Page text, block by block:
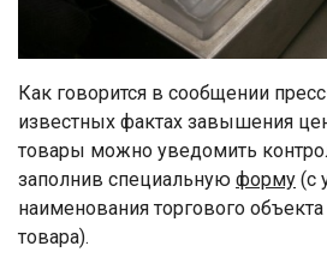
Как говорится в сообщении
известных фактах завышения
товары можно уведомить
заполнив специальную форму (с
наименования торгового
товара).